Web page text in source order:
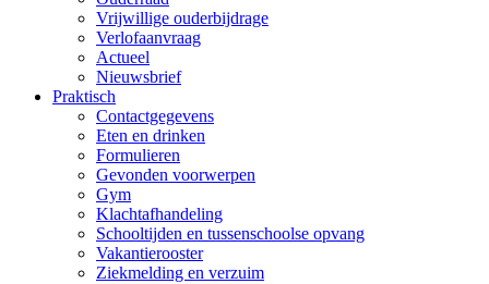
Vrijwillige ouderbijdrage
Verlofaanvraag
Actueel
Nieuwsbrief
Praktisch
Contactgegevens
Eten en drinken
Formulieren
Gevonden voorwerpen
Gym
Klachtafhandeling
Schooltijden en tussenschoolse opvang
Vakantierooster
Ziekmelding en verzuim